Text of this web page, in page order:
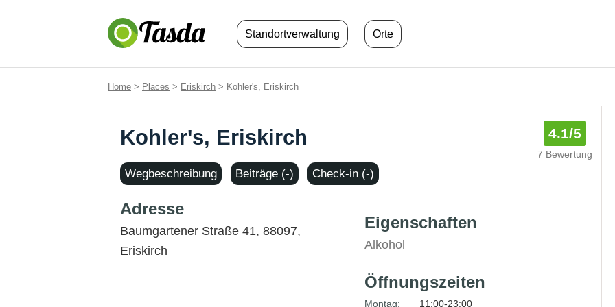
Standortverwaltung Orte
Home > Places > Eriskirch > Kohler's, Eriskirch
Kohler's, Eriskirch 4.1/5
7 Bewertung
Wegbeschreibung Beiträge (-) Check-in (-)
Adresse
Baumgartener Straße 41, 88097,
Eriskirch
Eigenschaften
Alkohol
Öffnungszeiten
Montag:
11:00-23:00